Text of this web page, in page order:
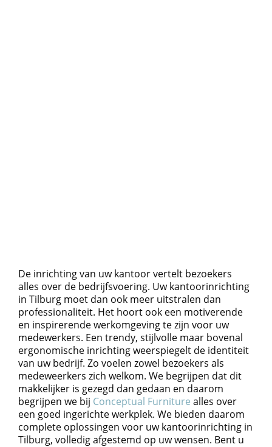
De inrichting van uw kantoor vertelt bezoekers
alles over de bedrijfsvoering. Uw kantoorinrichting
in Tilburg moet dan ook meer uitstralen dan
professionaliteit. Het hoort ook een motiverende
en inspirerende werkomgeving te zijn voor uw
medewerkers. Een trendy, stijlvolle maar bovenal
ergonomische inrichting weerspiegelt de identiteit
van uw bedrijf. Zo voelen zowel bezoekers als
medeweerkers zich welkom. We begrijpen dat dit
makkelijker is gezegd dan gedaan en daarom
begrijpen we bij Conceptual Furniture alles over
een goed ingerichte werkplek. We bieden daarom
complete oplossingen voor uw kantoorinrichting in
Tilburg, volledig afgestemd op uw wensen. Bent u